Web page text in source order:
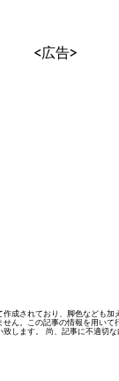
<広告>
成されており、脚色なども加
ん。この記事の情報を用いて
します。 尚、記事に不適切